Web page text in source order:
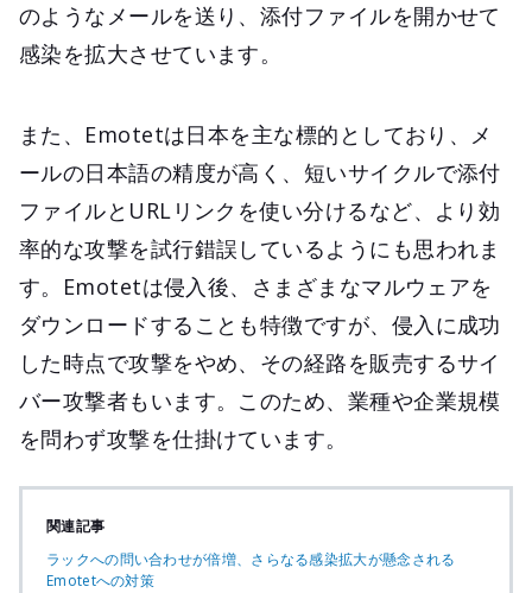
のようなメールを送り、添付ファイルを開かせて
感染を拡大させています。
また、Emotetは日本を主な標的としており、メ
ールの日本語の精度が高く、短いサイクルで添付
ファイルとURLリンクを使い分けるなど、より効
率的な攻撃を試行錯誤しているようにも思われま
す。Emotetは侵入後、さまざまなマルウェアを
ダウンロードすることも特徴ですが、侵入に成功
した時点で攻撃をやめ、その経路を販売するサイ
バー攻撃者もいます。このため、業種や企業規模
を問わず攻撃を仕掛けています。
関連記事
ラックへの問い合わせが倍増、さらなる感染拡大が懸念される
Emotetへの対策